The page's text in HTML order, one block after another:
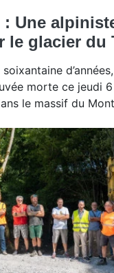
Une
le glacier du
soixantaine
morte ce jeudi
le massif du